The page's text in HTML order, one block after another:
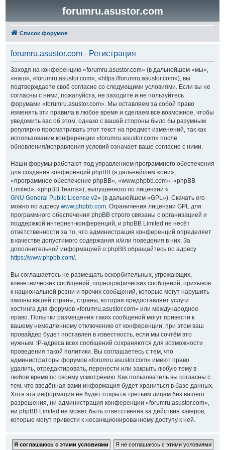
forumru.asustor.com
Список форумов
forumru.asustor.com - Регистрация
Заходя на конференцию «forumru.asustor.com» (в дальнейшем «мы»,
«наш», «forumru.asustor.com», «https://forumru.asustor.com»), вы
подтверждаете своё согласие со следующими условиями. Если вы не
согласны с ними, пожалуйста, не заходите и не пользуйтесь
форумами «forumru.asustor.com». Мы оставляем за собой право
изменять эти правила в любое время и сделаем всё возможное, чтобы
уведомить вас об этом, однако с вашей стороны было бы разумным
регулярно просматривать этот текст на предмет изменений, так как
использование конференции «forumru.asustor.com» после
обновления/исправления условий означает ваше согласие с ними.
Наши форумы работают под управлением программного обеспечения
для создания конференций phpBB (в дальнейшем «они»,
«программное обеспечение phpBB», «www.phpbb.com», «phpBB
Limited», «phpBB Teams»), выпущенного по лицензии «
GNU General Public License v2» (в дальнейшем «GPL»). Скачать его
можно по адресу www.phpbb.com. Ограничения лицензии GPL для
программного обеспечения phpBB строго связаны с организацией и
поддержкой интернет-конференций, и phpBB Limited не несёт
ответственности за то, что администрация конференций определяет
в качестве допустимого содержания и/или поведения в них. За
дополнительной информацией о phpBB обращайтесь по адресу
https://www.phpbb.com/.
Вы соглашаетесь не размещать оскорбительных, угрожающих,
клеветнических сообщений, порнографических сообщений, призывов
к национальной розни и прочих сообщений, которые могут нарушить
законы вашей страны, страны, которая предоставляет услуги
хостинга для форумов «forumru.asustor.com» или международное
право. Попытки размещения таких сообщений могут привести к
вашему немедленному отключению от конференции, при этом ваш
провайдер будет поставлен в известность, если мы сочтём это
нужным. IP-адреса всех сообщений сохраняются для возможности
проведения такой политики. Вы соглашаетесь с тем, что
администраторы форумов «forumru.asustor.com» имеют право
удалить, отредактировать, перенести или закрыть любую тему в
любое время по своему усмотрению. Как пользователь вы согласны с
тем, что введённая вами информация будет храниться в базе данных.
Хотя эта информация не будет открыта третьим лицам без вашего
разрешения, ни администрация конференции «forumru.asustor.com»,
ни phpBB Limited не может быть ответственна за действия хакеров,
которые могут привести к несанкционированному доступу к ней.